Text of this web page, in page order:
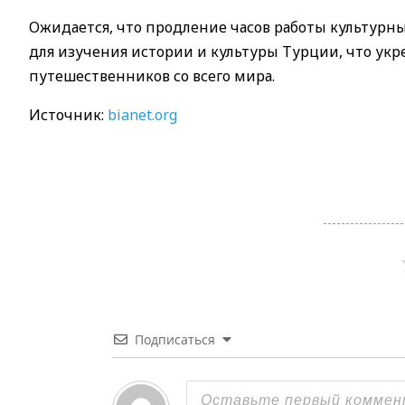
Ожидается, что продление часов работы
для изучения истории и культуры Турции, что
путешественников со всего мира.
Источник: bianet.org
Подписаться